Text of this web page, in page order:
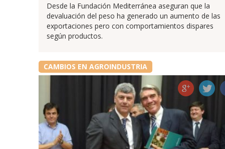
Desde la Fundación Mediterránea aseguran que la
devaluación del peso ha generado un aumento de las
exportaciones pero con comportamientos dispares
según productos.
CAMBIOS EN AGROINDUSTRIA